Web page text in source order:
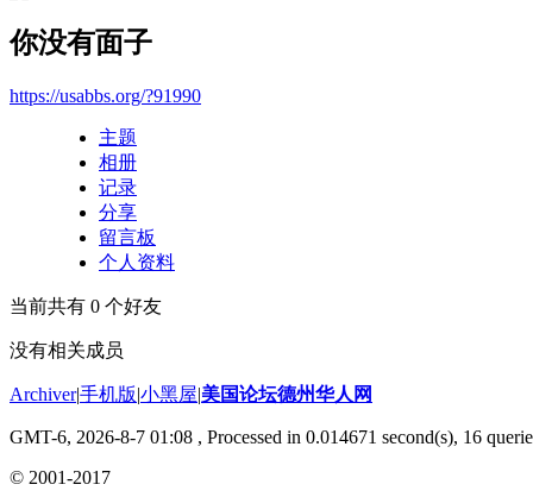
你没有面子
https://usabbs.org/?91990
主题
相册
记录
分享
留言板
个人资料
当前共有 0 个好友
没有相关成员
Archiver|手机版|小黑屋|美国论坛德州华人网
GMT-6, 2026-8-7 01:08 , Processed in 0.014671 second(s), 16
© 2001-2017